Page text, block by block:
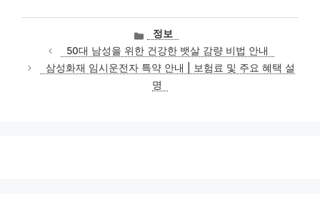
카
테
고
리
정보
50대 남성을 위한 건강한 뱃살 감량 비법 안내
삼성화재 임시운전자 특약 안내 | 보험료 및 주요 혜택 설
명